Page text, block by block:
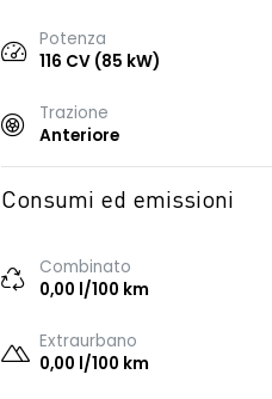
Potenza
116 CV (85 kW)
Trazione
Anteriore
Consumi ed emissioni
Combinato
0,00 l/100 km
Extraurbano
0,00 l/100 km